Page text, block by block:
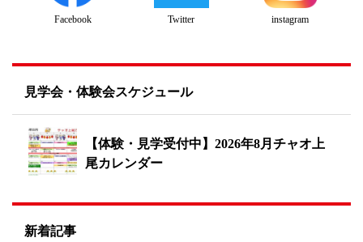
Facebook Twitter instagram
見学会・体験会スケジュール
【体験・見学受付中】2026年8月チャオ上
尾カレンダー
新着記事